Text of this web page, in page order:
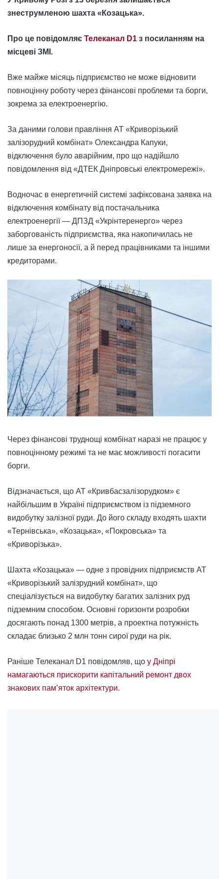
знеструмленою шахта «Козацька».
Про це повідомляє Телеканал D1 з посиланням на
місцеві ЗМІ.
Вже майже місяць підприємство не може відновити
повноцінну роботу через фінансові проблеми та борги,
зокрема за електроенергію.
За даними голови правління АТ «Криворізький
залізорудний комбінат» Олександра Капуки,
відключення було аварійним, про що надійшло
повідомлення від «ДТЕК Дніпровські електромережі».
Водночас в енергетичній системі зафіксована заявка на
відключення комбінату від постачальника
електроенергії — ДПЗД «Укрінтеренерго» через
заборгованість підприємства, яка накопичилась не
лише за енергоносії, а й перед працівниками та іншими
кредиторами.
Через фінансові труднощі комбінат наразі не працює у
повноцінному режимі та не має можливості погасити
борги.
Відзначається, що АТ «Кривбасзалізорудком» є
найбільшим в Україні підприємством із підземного
видобутку залізної руди. До його складу входять шахти
«Тернівська», «Козацька», «Покровська» та
«Криворізька».
Шахта «Козацька» — одне з провідних підприємств АТ
«Криворізький залізрудний комбінат», що
спеціалізується на видобутку багатих залізних руд
підземним способом. Основні горизонти розробки
досягають понад 1300 метрів, а проектна потужність
складає близько 2 млн тонн сирої руди на рік.
Раніше Телеканал D1 повідомляв, що у Дніпрі
намагаються прискорити капітальний ремонт двох
знакових пам’яток архітектури.